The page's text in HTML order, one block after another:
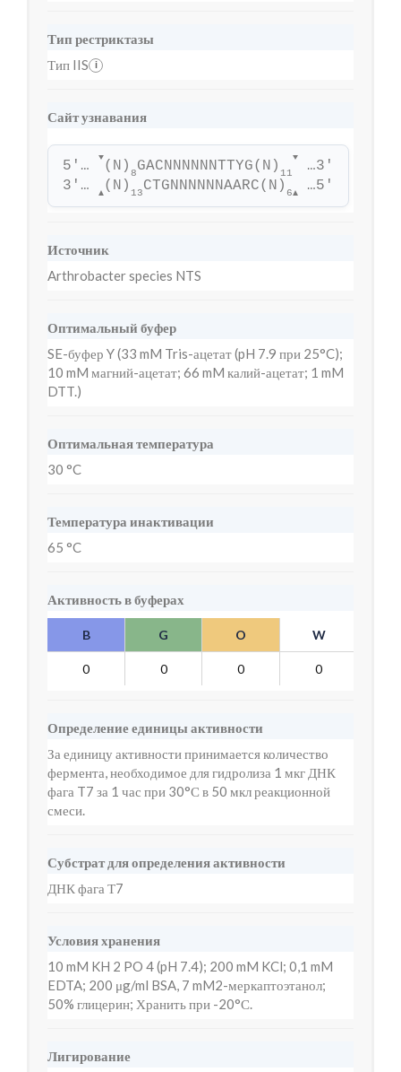
Тип рестриктазы
Тип IIS
i
Сайт узнавания
5'…
▼
(N) 8GACNNNNNNTTYG(N) 11
▼
…3'
3'…
▲(N) 13CTGNNNNNNAARC(N) 6▲ …5'
Источник
Arthrobacter species NTS
Оптимальный буфер
SE-буфер Y (33 mM Tris-ацетат (pH 7.9 при 25°C);
10 mM магний-ацетат; 66 mM калий-ацетат; 1 mM
DTT.)
Оптимальная температура
30 °C
Температура инактивации
65 °C
Активность в буферах
B G O W
0 0 0 0
Определение единицы активности
За единицу активности принимается количество
фермента, необходимое для гидролиза 1 мкг ДНК
фага T7 за 1 час при 30°С в 50 мкл реакционной
смеси.
Субстрат для определения активности
ДНК фага Т7
Условия хранения
10 mM KH 2 PO 4 (pH 7.4); 200 mM KCl; 0,1 mM
EDTA; 200 μg/ml BSA, 7 mM2-меркаптоэтанол;
50% глицерин; Хранить при -20°С.
Лигирование